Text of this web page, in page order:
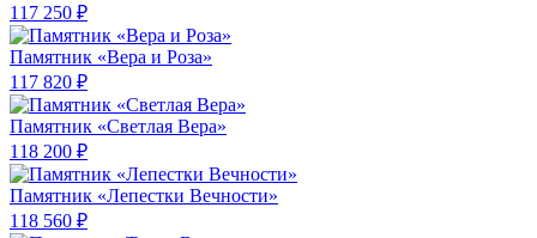
117 250 ₽
Памятник «Вера и Роза»
117 820 ₽
Памятник «Светлая Вера»
118 200 ₽
Памятник «Лепестки Вечности»
118 560 ₽